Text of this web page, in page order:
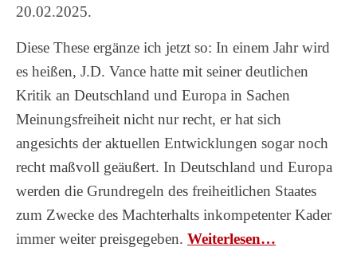
20.02.2025.
Diese These ergänze ich jetzt so: In einem Jahr wird
es heißen, J.D. Vance hatte mit seiner deutlichen
Kritik an Deutschland und Europa in Sachen
Meinungsfreiheit nicht nur recht, er hat sich
angesichts der aktuellen Entwicklungen sogar noch
recht maßvoll geäußert. In Deutschland und Europa
werden die Grundregeln des freiheitlichen Staates
zum Zwecke des Machterhalts inkompetenter Kader
immer weiter preisgegeben. Wei­ter­le­sen…